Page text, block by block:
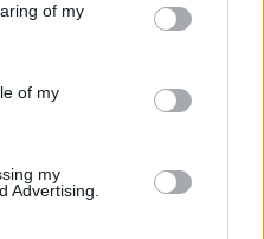
of my
of my
my
Advertising.